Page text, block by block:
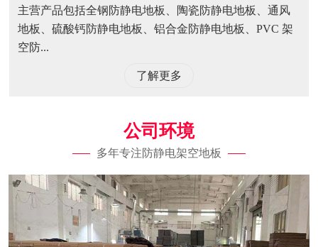
主营产品包括全钢防静电地板、陶瓷防静电地板、通风
地板、硫酸钙防静电地板、铝合金防静电地板、PVC 架
空防...
了解更多
公司环境
多年专注防静电架空地板